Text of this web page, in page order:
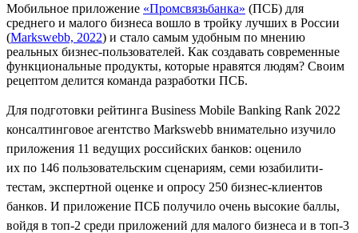
Мобильное приложение «Промсвязьбанка» (ПСБ) для
среднего и малого бизнеса вошло в тройку лучших в России
(Markswebb, 2022) и стало самым удобным по мнению
реальных бизнес-пользователей. Как создавать современные
функциональные продукты, которые нравятся людям? Своим
рецептом делится команда разработки ПСБ.
Для подготовки рейтинга Business Mobile Banking Rank 2022
консалтинговое агентство Markswebb внимательно изучило
приложения 11 ведущих российских банков: оценило
их по 146 пользовательским сценариям, семи юзабилити-
тестам, экспертной оценке и опросу 250 бизнес-клиентов
банков. И приложение ПСБ получило очень высокие баллы,
войдя в топ-2 среди приложений для малого бизнеса и в топ-3